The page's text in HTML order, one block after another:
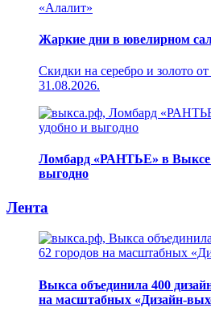
Жаркие дни в ювелирном
Скидки на серебро и золото
31.08.2026.
Ломбард «РАНТЬЕ» в
выгодно
Лента
Выкса объединила 400
на масштабных «Дизайн-